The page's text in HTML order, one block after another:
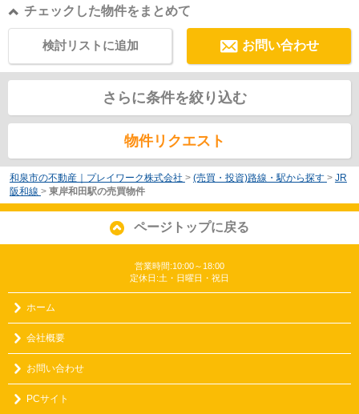
チェックした物件をまとめて
お問い合わせ
検討リストに追加
さらに条件を絞り込む
物件リクエスト
和泉市の不動産｜プレイワーク株式会社 > (売買・投資)路線・駅から探す > JR
阪和線 > 東岸和田駅の売買物件
ページトップに戻る
営業時間:10:00～18:00
定休日:土・日曜日・祝日
ホーム
会社概要
お問い合わせ
PCサイト